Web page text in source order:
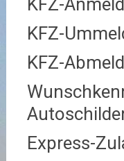
KFZ-
KFZ-
KFZ-
Express-